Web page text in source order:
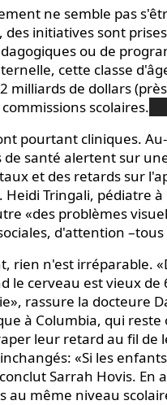
ne semble pas
des initiatives sont
ou de
, cette classe
milliards de dollars
scolaires.
pourtant cliniques.
de santé alertent sur
et des retards sur
Heidi Tringali, pédiatre
«des problèmes
d'attention
rien n'est irréparable.
le cerveau est vieux
rassure la docteure
à Columbia, qui reste
leur retard au fil de
«Si les
Sarrah Hovis. En
au même niveau